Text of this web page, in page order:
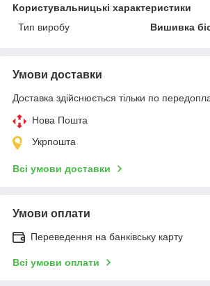
Користувальницькі характеристики
Тип виробу
Вишивка
Умови доставки
Доставка здійснюється тільки по
Нова Пошта
Укрпошта
Всі умови доставки
Умови оплати
Переведення на банківську карту
Всі умови оплати